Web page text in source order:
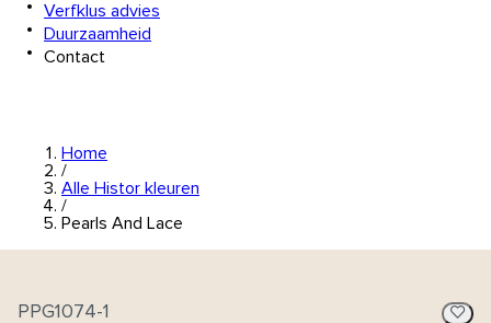
Verfklus advies
Duurzaamheid
Contact
Home
/
Alle Histor kleuren
/
Pearls And Lace
PPG1074-1